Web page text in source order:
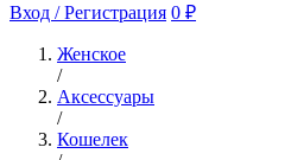
Вход / Регистрация 0 ₽
Женское
/
Аксессуары
/
Кошелек